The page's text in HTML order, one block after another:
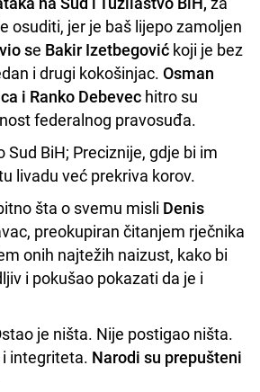
osuditi, jer je baš lijepo zamoljen
se Bakir Izetbegović koji je bez
i drugi kokošinjac. Osman
i Ranko Debevec hitro su
federalnog pravosuđa.
Sud BiH; Preciznije, gdje bi im
livadu već prekriva korov.
šta o svemu misli Denis
preokupiran čitanjem rječnika
onih najtežih naizust, kako bi
i pokušao pokazati da je i
je ništa. Nije postigao ništa.
integriteta. Narodi su prepušteni